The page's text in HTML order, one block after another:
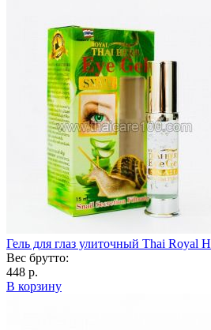
Гель для глаз улиточный Thai Royal
Вес брутто:
448 р.
В корзину